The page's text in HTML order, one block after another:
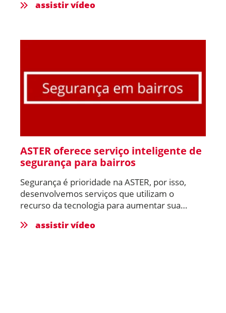
assistir vídeo
ASTER oferece serviço inteligente de
segurança para bairros
Segurança é prioridade na ASTER, por isso,
desenvolvemos serviços que utilizam o
recurso da tecnologia para aumentar sua
assistir vídeo